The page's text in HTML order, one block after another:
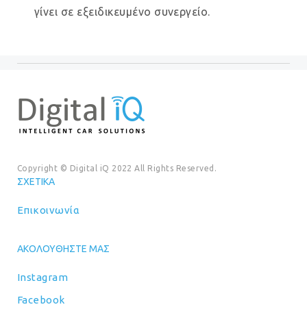
γίνει σε εξειδικευμένο συνεργείο.
Copyright © Digital iQ 2022 All Rights Reserved.
ΣΧΕΤΙΚΆ
Επικοινωνία
ΑΚΟΛΟΥΘΉΣΤΕ ΜΑΣ
Instagram
Facebook